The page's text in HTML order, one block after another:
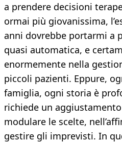
a prendere decisioni
ormai più giovanissima,
anni dovrebbe portarmi a
quasi automatica, e
enormemente nella
piccoli pazienti. Eppure,
famiglia, ogni storia è
richiede un
modulare le scelte,
gestire gli imprevisti. In